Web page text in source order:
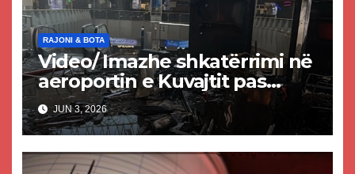
RAJONI & BOTA
Video/ Imazhe shkatërrimi në
aeroportin e Kuvajtit pas
sulmit iranian, një i vdekur
dhe shumë të plagosur
JUN 3, 2026